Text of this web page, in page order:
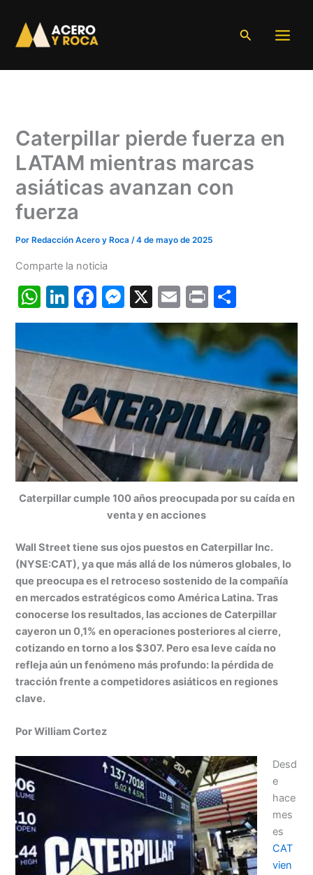
contenido
Buscar
Caterpillar pierde fuerza en
LATAM mientras marcas
asiáticas avanzan con
fuerza
Por Redacción Acero y Roca/4 de mayo de 2025
Comparte la noticia
W
h
s
A
p
p
Li
n
e
dI
n
F
a
e
b
o
o
k
M
e
s
e
n
g
er
X
E
m
ai
Pr
in
t
o
m
p
ar
tir
Caterpillar cumple 100 años preocupada por su caída en
venta y en acciones
Wall Street tiene sus ojos puestos en Caterpillar Inc.
(NYSE:CAT), ya que más allá de los números globales, lo
que preocupa es el retroceso sostenido de la compañía
en mercados estratégicos como América Latina. Tras
conocerse los resultados, las acciones de Caterpillar
cayeron un 0,1% en operaciones posteriores al cierre,
cotizando en torno a los $307. Pero esa leve caída no
refleja aún un fenómeno más profundo: la pérdida de
tracción frente a competidores asiáticos en regiones
clave.
Por William Cortez
Desd
e
hace
mes
es
CAT
vien